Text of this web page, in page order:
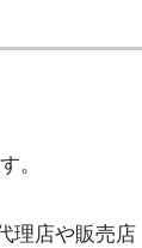
。
理店や販売店